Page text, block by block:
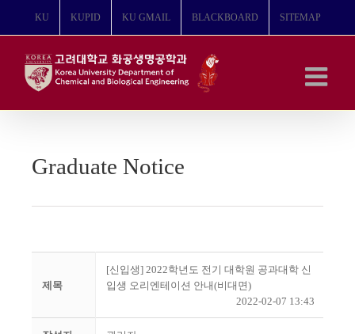
뛰
KU KUPID KU GMAIL BLACKBOARD SITEMAP
Graduate Notice
제목
[신입생] 2022학년도 전기 대학원 공과대학 신
입생 오리엔테이션 안내(비대면)
2022-02-07 13:43